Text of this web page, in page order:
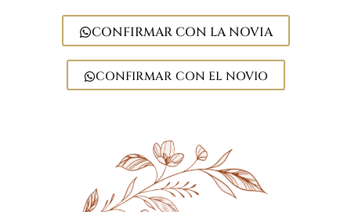
CONFIRMAR CON LA NOVIA
CONFIRMAR CON EL NOVIO